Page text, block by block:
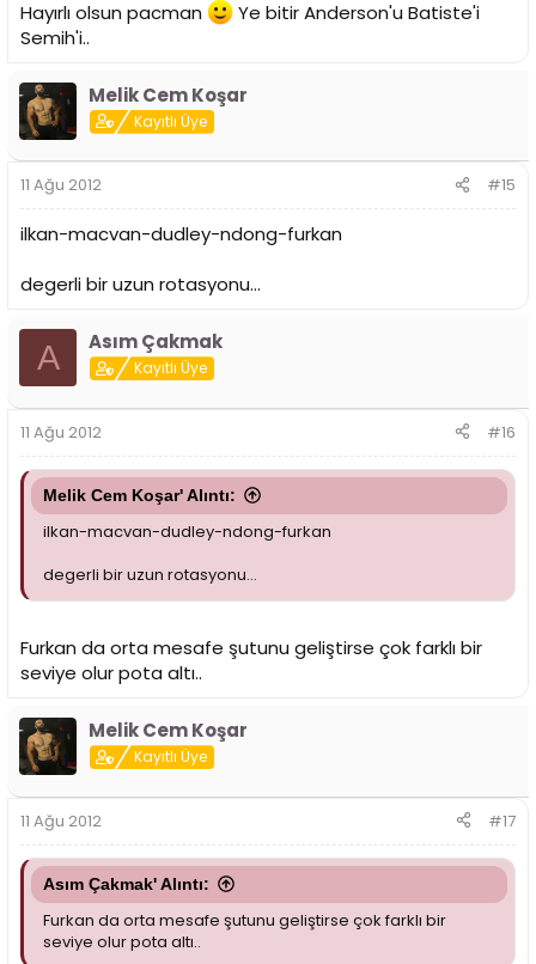
Hayırlı olsun pacman
Ye bitir Anderson'u Batiste'i
Semih'i..
Melik Cem Koşar
Kayıtlı Üye
11 Ağu 2012 #15
ilkan-macvan-dudley-ndong-furkan
degerli bir uzun rotasyonu...
A Asım Çakmak
Kayıtlı Üye
11 Ağu 2012 #16
Melik Cem Koşar' Alıntı:
ilkan-macvan-dudley-ndong-furkan
degerli bir uzun rotasyonu...
Furkan da orta mesafe şutunu geliştirse çok farklı bir
seviye olur pota altı..
Melik Cem Koşar
Kayıtlı Üye
11 Ağu 2012 #17
Asım Çakmak' Alıntı:
Furkan da orta mesafe şutunu geliştirse çok farklı bir
seviye olur pota altı..